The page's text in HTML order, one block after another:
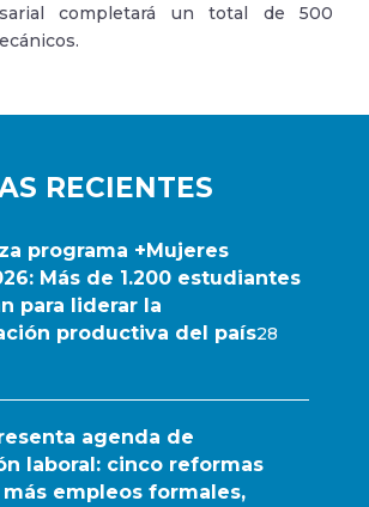
RECIENTES
programa +Mujeres
Más de 1.200 estudiantes
para liderar la
productiva del país28
agenda de
laboral: cinco reformas
más empleos formales,
completará un total de 500